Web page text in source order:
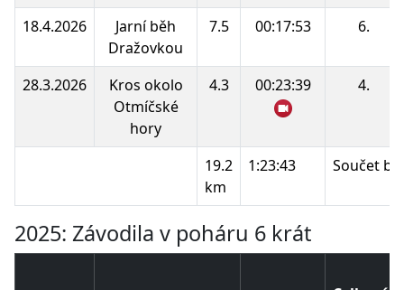
18.4.2026
Jarní běh
Dražovkou
7.5 00:17:53 6.
28.3.2026
Kros okolo
Otmíčské
hory
4.3 00:23:39 4.
19.2
km
1:23:43 Součet
2025: Závodila v poháru 6 krát